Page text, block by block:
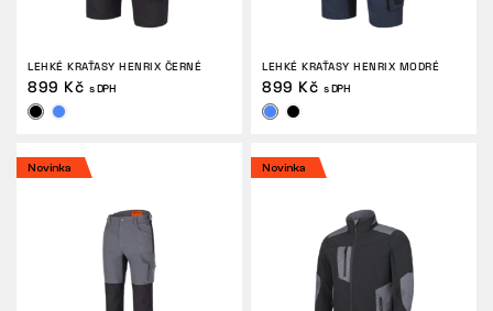
LEHKÉ KRAŤASY HENRIX ČERNÉ
899 Kč s DPH
LEHKÉ KRAŤASY HENRIX MODRÉ
899 Kč s DPH
Novinka Novinka